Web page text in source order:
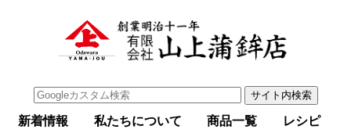
新着情報 私たちについて 商品一覧
レシピ